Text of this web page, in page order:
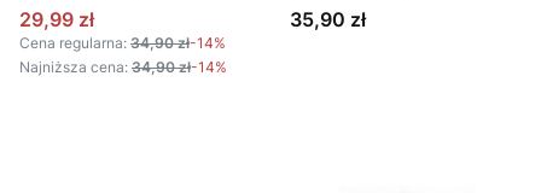
Cena promocyjna
29,99 zł
Cena regularna: 34,90 zł-14%
Najniższa cena: 34,90 zł-14%
Cena
35,90 zł